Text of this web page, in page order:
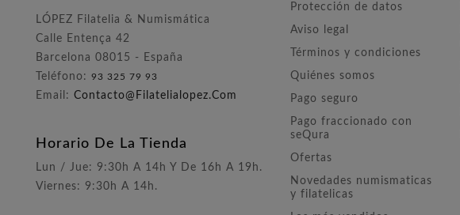
LÓPEZ Filatelia & Numismática
Calle Entença 42
Barcelona 08015 - España
Teléfono: 93 325 79 93
Email: Contacto@filatelialopez.com
Horario De La Tienda
Lun / Jue: 9:30h A 14h Y De 16h A 19h.
Viernes: 9:30h A 14h.
Protección de datos
Aviso legal
Términos y condiciones
Quiénes somos
Pago seguro
Pago fraccionado con
seQura
Ofertas
Novedades numismaticas
y filatelicas